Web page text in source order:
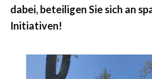
dabei, beteiligen Sie sich an
Initiativen!